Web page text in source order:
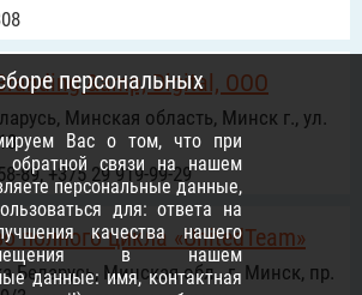
&amp; Digital, ООО
Минская область, Минск г., ул.
89, +375 29 919-99-29
полного цикла «UnitedTeam»
Беларусь, Минская обл., г. Минск, пр.
персональных
Вас о том, что при
обратной связи на нашем
персональные данные,
для: ответа на
качества нашего
в нашем
данные: имя, контактная